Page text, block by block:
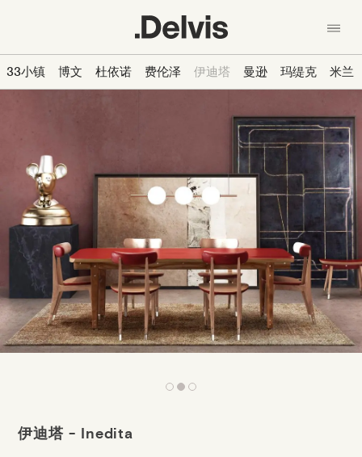
主
要
内
En 中文
材料
新闻
设计师
联系我们
33小镇 博文 杜依诺 费伦泽 伊迪塔 曼逊 玛缇克 米兰
伊迪塔 - Inedita